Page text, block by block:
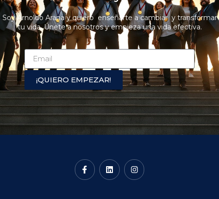
Soy Arnoldo Arana y quiero enseñarte a cambiar y transformar
tu vida. Únete a nosotros y empieza una vida efectiva.
¡QUIERO EMPEZAR!